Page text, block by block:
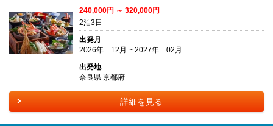
240,000円 ～ 320,000円
2泊3日
出発月
2026年 12月 ~ 2027年 02月
出発地
奈良県 京都府
詳細を見る